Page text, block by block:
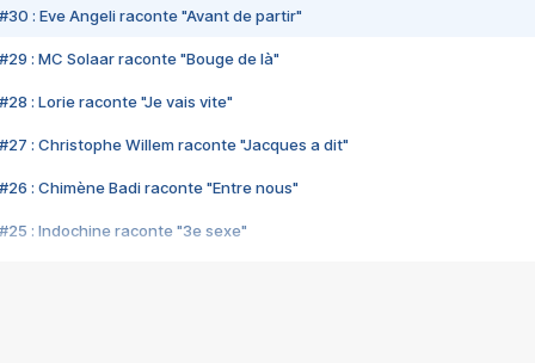
#30 : Eve Angeli raconte "Avant de partir"
#29 : MC Solaar raconte "Bouge de là"
#28 : Lorie raconte "Je vais vite"
#27 : Christophe Willem raconte "Jacques a dit"
#26 : Chimène Badi raconte "Entre nous"
#25 : Indochine raconte "3e sexe"